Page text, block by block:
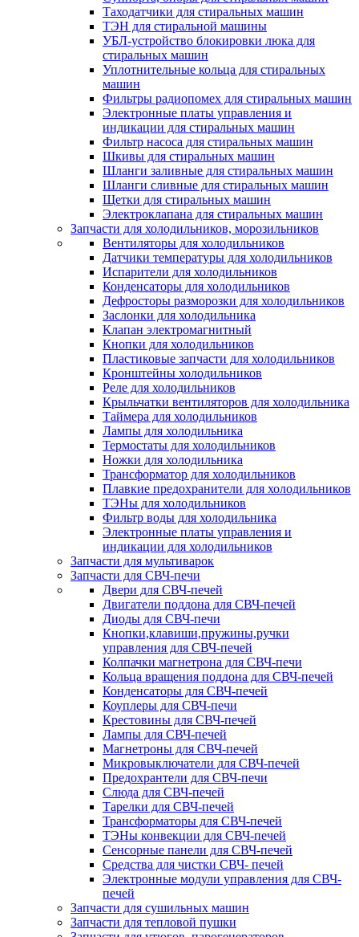
Таходатчики для стиральных машин
ТЭН для стиральной машины
УБЛ-устройство блокировки люка для
стиральных машин
Уплотнительные кольца для стиральных
машин
Фильтры радиопомех для стиральных машин
Электронные платы управления и
индикации для стиральных машин
Фильтр насоса для стиральных машин
Шкивы для стиральных машин
Шланги заливные для стиральных машин
Шланги сливные для стиральных машин
Щетки для стиральных машин
Электроклапана для стиральных машин
Запчасти для холодильников, морозильников
Вентиляторы для холодильников
Датчики температуры для холодильников
Испарители для холодильников
Конденсаторы для холодильников
Дефросторы разморозки для холодильников
Заслонки для холодильника
Клапан электромагнитный
Кнопки для холодильников
Пластиковые запчасти для холодильников
Кронштейны холодильников
Реле для холодильников
Крыльчатки вентиляторов для холодильника
Таймера для холодильников
Лампы для холодильника
Термостаты для холодильников
Ножки для холодильника
Трансформатор для холодильников
Плавкие предохранители для холодильников
ТЭНы для холодильников
Фильтр воды для холодильника
Электронные платы управления и
индикации для холодильников
Запчасти для мультиварок
Запчасти для СВЧ-печи
Двери для СВЧ-печей
Двигатели поддона для СВЧ-печей
Диоды для СВЧ-печи
Кнопки,клавиши,пружины,ручки
управления для СВЧ-печей
Колпачки магнетрона для СВЧ-печи
Кольца вращения поддона для СВЧ-печей
Конденсаторы для СВЧ-печей
Коуплеры для СВЧ-печи
Крестовины для СВЧ-печей
Лампы для СВЧ-печей
Магнетроны для СВЧ-печей
Микровыключатели для СВЧ-печей
Предохрантели для СВЧ-печи
Слюда для СВЧ-печей
Тарелки для СВЧ-печей
Трансформаторы для СВЧ-печей
ТЭНы конвекции для СВЧ-печей
Сенсорные панели для СВЧ-печей
Средства для чистки СВЧ- печей
Электронные модули управления для СВЧ-
печей
Запчасти для сушильных машин
Запчасти для тепловой пушки